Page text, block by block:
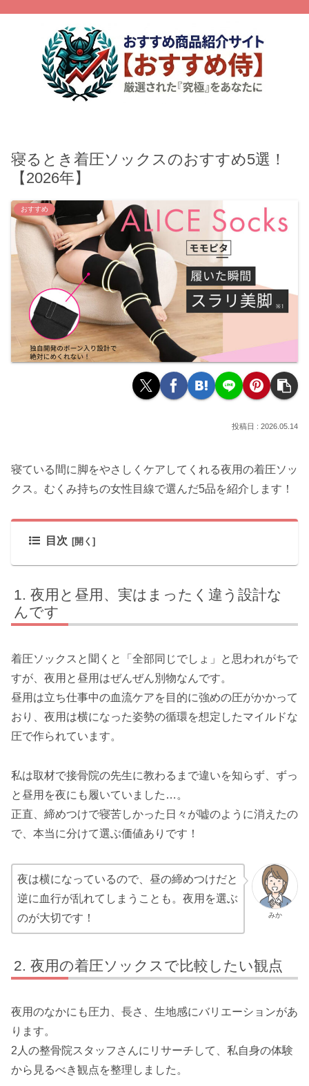
寝るとき着圧ソックスのおすすめ5選！
【2026年】
おすすめ
2026.05.14
寝ている間に脚をやさしくケアしてくれる夜用の着圧ソッ
クス。むくみ持ちの女性目線で選んだ5品を紹介します！
目次
夜用と昼用、実はまったく違う設計な
んです
着圧ソックスと聞くと「全部同じでしょ」と思われがちで
すが、夜用と昼用はぜんぜん別物なんです。
昼用は立ち仕事中の血流ケアを目的に強めの圧がかかって
おり、夜用は横になった姿勢の循環を想定したマイルドな
圧で作られています。
私は取材で接骨院の先生に教わるまで違いを知らず、ずっ
と昼用を夜にも履いていました…。
正直、締めつけで寝苦しかった日々が嘘のように消えたの
で、本当に分けて選ぶ価値ありです！
みか
夜は横になっているので、昼の締めつけだと
逆に血行が乱れてしまうことも。夜用を選ぶ
のが大切です！
夜用の着圧ソックスで比較したい観点
夜用のなかにも圧力、長さ、生地感にバリエーションがあ
ります。
2人の整骨院スタッフさんにリサーチして、私自身の体験
から見るべき観点を整理しました。